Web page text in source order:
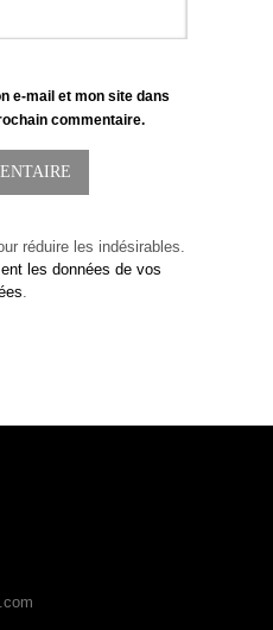
e-mail et mon site dans
commentaire.
réduire les indésirables.
les données de vos
.